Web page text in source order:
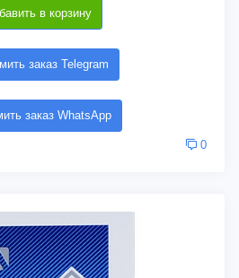
в корзину
заказ Telegram
заказ WhatsApp
0